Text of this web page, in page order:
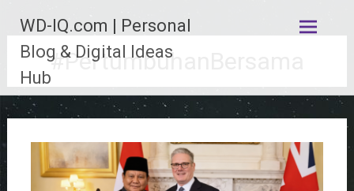
konten
WD-IQ.com | Personal
Blog & Digital Ideas
Hub
#PertumbuhanBersama